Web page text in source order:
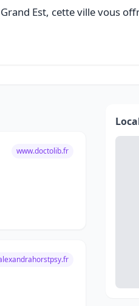
Est, cette ville vous
www.doctolib.fr